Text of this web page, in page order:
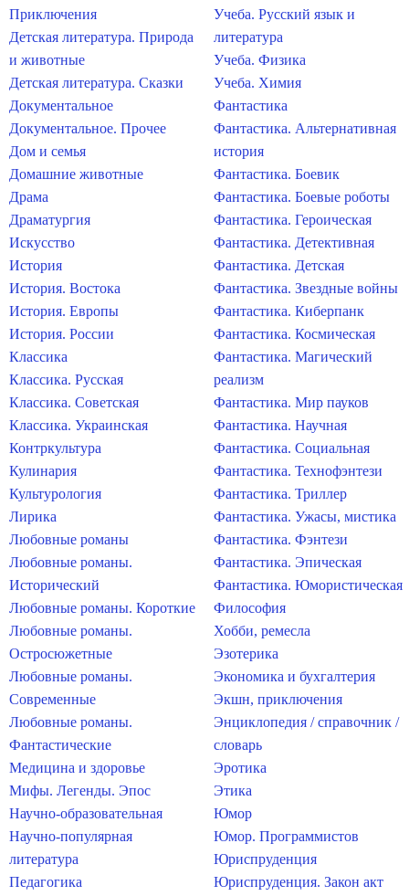
Приключения
Детская литература. Природа
и животные
Детская литература. Сказки
Документальное
Документальное. Прочее
Дом и семья
Домашние животные
Драма
Драматургия
Искусство
История
История. Востока
История. Европы
История. России
Классика
Классика. Русская
Классика. Советская
Классика. Украинская
Контркультура
Кулинария
Культурология
Лирика
Любовные романы
Любовные романы.
Исторический
Любовные романы. Короткие
Любовные романы.
Остросюжетные
Любовные романы.
Современные
Любовные романы.
Фантастические
Медицина и здоровье
Мифы. Легенды. Эпос
Научно-образовательная
Научно-популярная
литература
Педагогика
Учеба. Русский язык и
литература
Учеба. Физика
Учеба. Химия
Фантастика
Фантастика. Альтернативная
история
Фантастика. Боевик
Фантастика. Боевые роботы
Фантастика. Героическая
Фантастика. Детективная
Фантастика. Детская
Фантастика. Звездные войны
Фантастика. Киберпанк
Фантастика. Космическая
Фантастика. Магический
реализм
Фантастика. Мир пауков
Фантастика. Научная
Фантастика. Социальная
Фантастика. Технофэнтези
Фантастика. Триллер
Фантастика. Ужасы, мистика
Фантастика. Фэнтези
Фантастика. Эпическая
Фантастика. Юмористическая
Философия
Хобби, ремесла
Эзотерика
Экономика и бухгалтерия
Экшн, приключения
Энциклопедия / справочник /
словарь
Эротика
Этика
Юмор
Юмор. Программистов
Юриспруденция
Юриспруденция. Закон акт